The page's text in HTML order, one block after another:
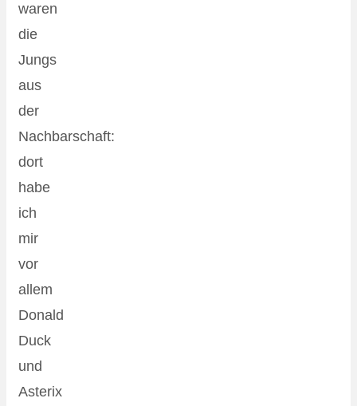
waren
die
Jungs
aus
der
Nachbarschaft:
dort
habe
ich
mir
vor
allem
Donald
Duck
und
Asterix